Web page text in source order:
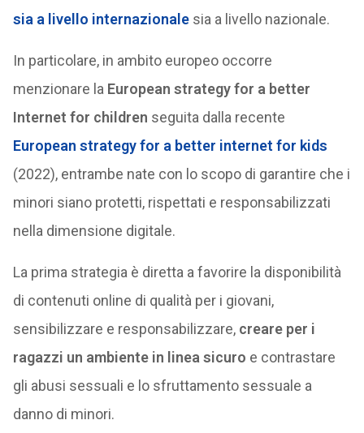
sia a livello internazionalesia a livello nazionale.
In particolare, in ambito europeo occorre
menzionare la European strategy for a better
Internet for children seguita dalla recente
European strategy for a better internet for kids
(2022), entrambe nate con lo scopo di garantire che i
minori siano protetti, rispettati e responsabilizzati
nella dimensione digitale.
La prima strategia è diretta a favorire la disponibilità
di contenuti online di qualità per i giovani,
sensibilizzare e responsabilizzare, creare per i
ragazzi un ambiente in linea sicuro e contrastare
gli abusi sessuali e lo sfruttamento sessuale a
danno di minori.